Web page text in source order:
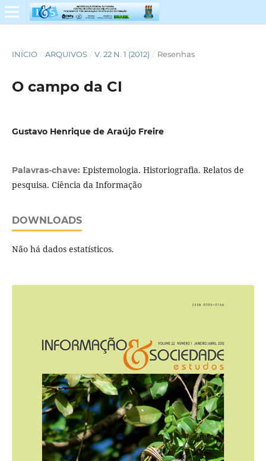
INÍCIO / ARQUIVOS / V. 22 N. 1 (2012) / Resenhas
O campo da CI
Gustavo Henrique de Araújo Freire
Palavras-chave: Epistemologia. Historiografia. Relatos de
pesquisa. Ciência da Informação
DOWNLOADS
Não há dados estatísticos.